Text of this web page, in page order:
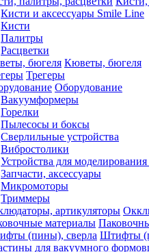
Кисти и аксессуары Smile Line
Кисти
Палитры
Расцветки
Кюветы, бюгеля
Трегеры
Оборудование
Вакуумформеры
Горелки
Пылесосы и боксы
Сверлильные устройства
Вибростолики
Устройства для
Запчасти, аксессуары
Микромоторы
Триммеры
Штифты